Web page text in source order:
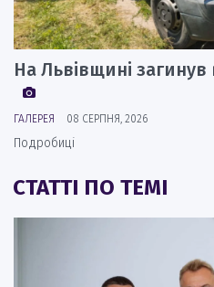
На Львівщині
ГАЛЕРЕЯ 08 СЕРПНЯ, 2026
Подробиці
СТАТТІ ПО ТЕМІ